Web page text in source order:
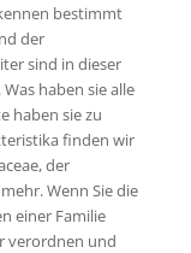
bestimmt
der
sind in dieser
haben sie alle
haben sie zu
finden wir
der
Wenn Sie die
einer Familie
verordnen und